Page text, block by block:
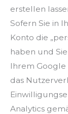
erstellen
Sofern Sie in
Konto die
haben und
Ihrem
das
Analytics